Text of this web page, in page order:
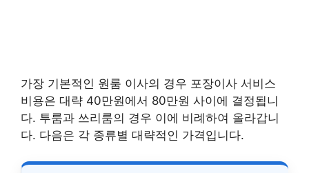
가장 기본적인 원룸 이사의 경우 포장이사 서비스
비용은 대략 40만원에서 80만원 사이에 결정됩니
다. 투룸과 쓰리룸의 경우 이에 비례하여 올라갑니
다. 다음은 각 종류별 대략적인 가격입니다.